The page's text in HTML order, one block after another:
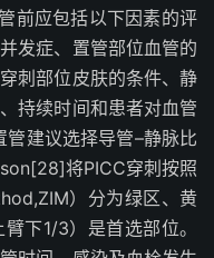
前应包括以下因素的评
发症、置管部位血管的
刺部位皮肤的条件、静
持续时间和患者对血管
管建议选择导管–静脉比
[28]将PICC穿刺按照
）分为绿区、黄
臂下1/3）是首选部位。